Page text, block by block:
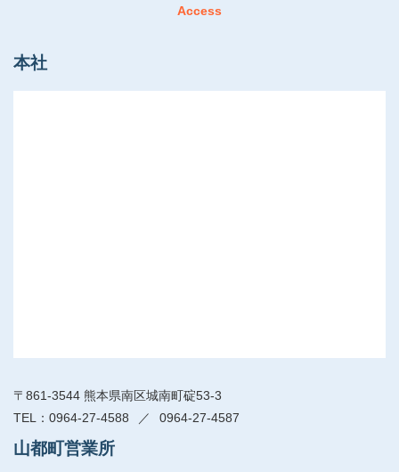
Access
本社
〒861-3544 熊本県南区城南町碇53-3
0964-27-4588
0964-27-4587
山都町営業所